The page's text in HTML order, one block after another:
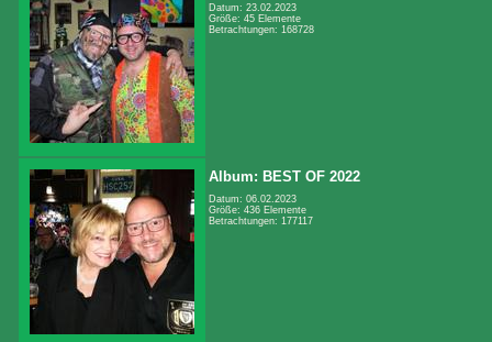
Datum: 23.02.2023
Größe: 45 Elemente
Betrachtungen: 168728
Album: BEST OF 2022
Datum: 06.02.2023
Größe: 436 Elemente
Betrachtungen: 177117